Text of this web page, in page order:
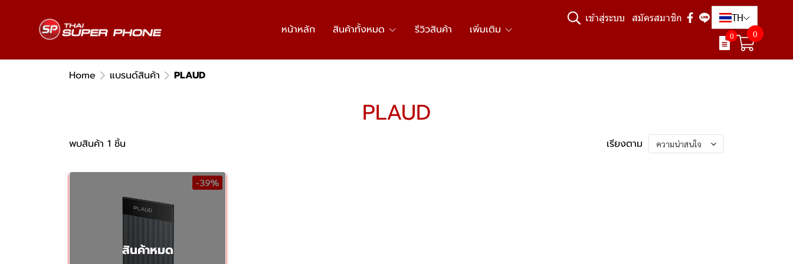
หน้าหลัก สินค้าทั้งหมด รีวิวสินค้า เพิ่มเติม
เข้าสู่ระบบ สมัครสมาชิก TH
0 0
Home แบรนด์สินค้า PLAUD
PLAUD
พบสินค้า 1 ชิ้น เรียงตาม ความน่าสนใจ
-39%
สินค้าหมด